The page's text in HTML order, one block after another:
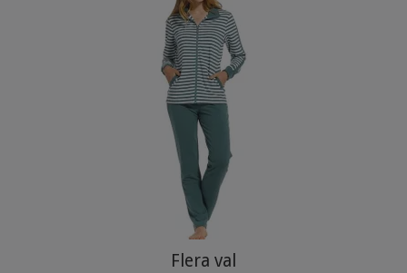
Flera val